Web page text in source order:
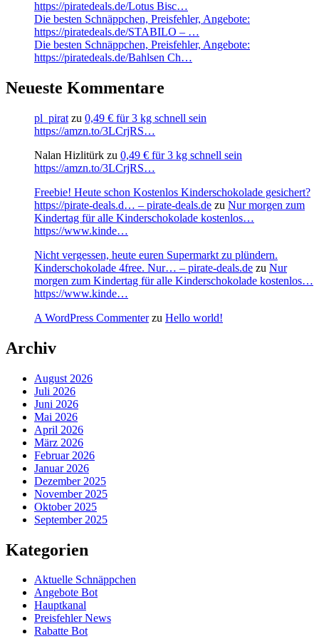
https://piratedeals.de/Lotus Bisc…
Die besten Schnäppchen, Preisfehler, Angebote:
https://piratedeals.de/STABILO – …
Die besten Schnäppchen, Preisfehler, Angebote:
https://piratedeals.de/Bahlsen Ch…
Neueste Kommentare
pl_pirat zu 0,49 € für 3 kg schnell sein
https://amzn.to/3LCrjRS…
Nalan Hizlitürk zu 0,49 € für 3 kg schnell sein
https://amzn.to/3LCrjRS…
Freebie! Heute schon Kostenlos Kinderschokolade gesichert?
https://pirate-deals.d… – pirate-deals.de zu Nur morgen zum
Kindertag für alle Kinderschokolade kostenlos…
https://www.kinde…
Nicht vergessen, heute euren Supermarkt zu plündern.
Kinderschokolade 4free. Nur… – pirate-deals.de zu Nur
morgen zum Kindertag für alle Kinderschokolade kostenlos…
https://www.kinde…
A WordPress Commenterzu Hello world!
Archiv
August 2026
Juli 2026
Juni 2026
Mai 2026
April 2026
März 2026
Februar 2026
Januar 2026
Dezember 2025
November 2025
Oktober 2025
September 2025
Kategorien
Aktuelle Schnäppchen
Angebote Bot
Hauptkanal
Preisfehler News
Rabatte Bot